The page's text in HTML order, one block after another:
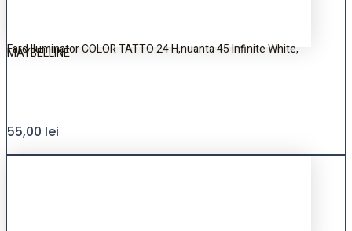
Fard Iluminator COLOR TATTO 24 H,nuanta 45 Infinite White,
MAYBELLINE
55,00 lei